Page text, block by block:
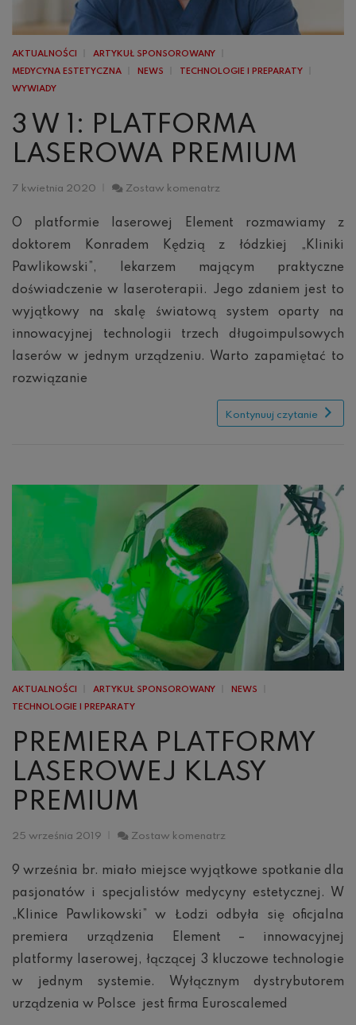
AKTUALNOŚCI
ARTYKUŁ SPONSOROWANY
MEDYCYNA ESTETYCZNA
NEWS
TECHNOLOGIE I PREPARATY
WYWIADY
3 W 1: PLATFORMA
LASEROWA PREMIUM
7 kwietnia 2020 Zostaw komenatrz
laserowa
O platformie laserowej Element rozmawiamy z
doktorem Konradem Kędzią z łódzkiej „Kliniki
Pawlikowski”, lekarzem mającym praktyczne
doświadczenie w laseroterapii. Jego zdaniem jest to
wyjątkowy na skalę światową system oparty na
innowacyjnej technologii trzech długoimpulsowych
laserów w jednym urządzeniu. Warto zapamiętać to
rozwiązanie
Kontynuuj czytanie
AKTUALNOŚCI ARTYKUŁ SPONSOROWANY
NEWS
TECHNOLOGIE I PREPARATY
PREMIERA PLATFORMY
LASEROWEJ KLASY
PREMIUM
25 września 2019 Zostaw komenatrz
laserowej
premium
9 września br. miało miejsce wyjątkowe spotkanie dla
pasjonatów i specjalistów medycyny estetycznej. W
„Klinice Pawlikowski” w Łodzi odbyła się oficjalna
premiera urządzenia Element – innowacyjnej
platformy laserowej, łączącej 3 kluczowe technologie
w jednym systemie. Wyłącznym dystrybutorem
urządzenia w Polsce jest firma Euroscalemed